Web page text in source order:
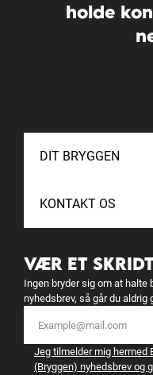
holde
DIT BRYGGEN
KONTAKT OS
VÆR ET
Ingen bryder sig om at halte
nyhedsbrev, så går du aldrig
Jeg tilmelder mig hermed
(Bryggen) nyhedsbrev og